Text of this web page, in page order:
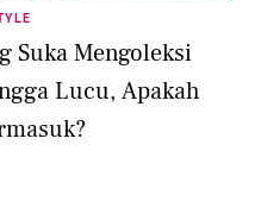
Suka Mengoleksi
Lucu, Apakah